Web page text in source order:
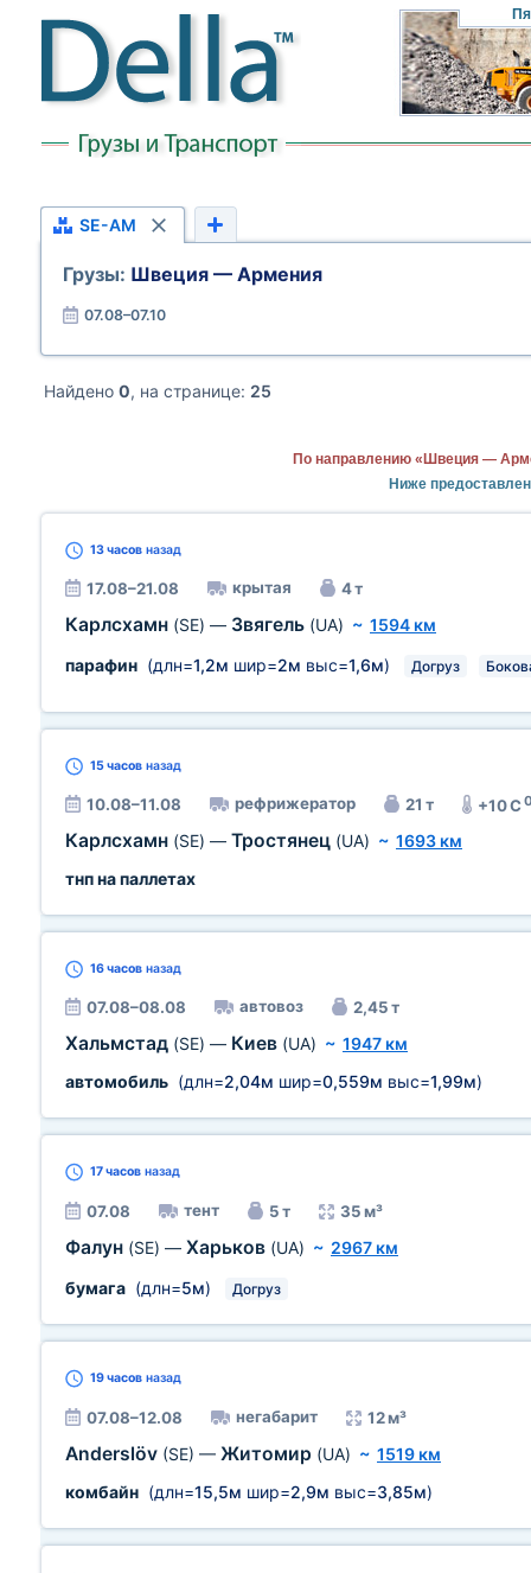
SE-AM
Грузы: Швеция — Армения
07.08–07.10
Найдено 0, на странице: 25
По направлению «Швеция —
Ниже
13 часов назад
17.08–21.08 крытая 4 т
Карлсхамн (SE) — Звягель (UA) ~ 1594 км
парафин (длн=1,2м шир=2м выс=1,6м) Догруз
15 часов назад
10.08–11.08 рефрижератор 21 т +10 C
Карлсхамн (SE) — Тростянец (UA) ~ 1693 км
тнп на паллетах
16 часов назад
07.08–08.08 автовоз 2,45 т
Хальмстад (SE) — Киев (UA) ~ 1947 км
автомобиль (длн=2,04м шир=0,559м выс=1,99м)
17 часов назад
07.08 тент 5 т 35 м³
Фалун (SE) — Харьков (UA) ~ 2967 км
бумага (длн=5м) Догруз
19 часов назад
07.08–12.08 негабарит 12 м³
Anderslöv (SE) — Житомир (UA) ~ 1519 км
комбайн (длн=15,5м шир=2,9м выс=3,85м)